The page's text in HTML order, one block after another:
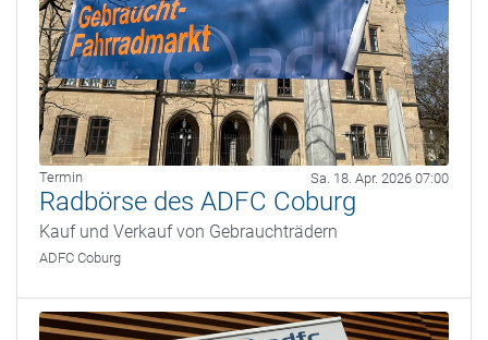
Termin Sa. 18. Apr. 2026 07:00
Radbörse des ADFC Coburg
Kauf und Verkauf von Gebrauchträdern
ADFC Coburg